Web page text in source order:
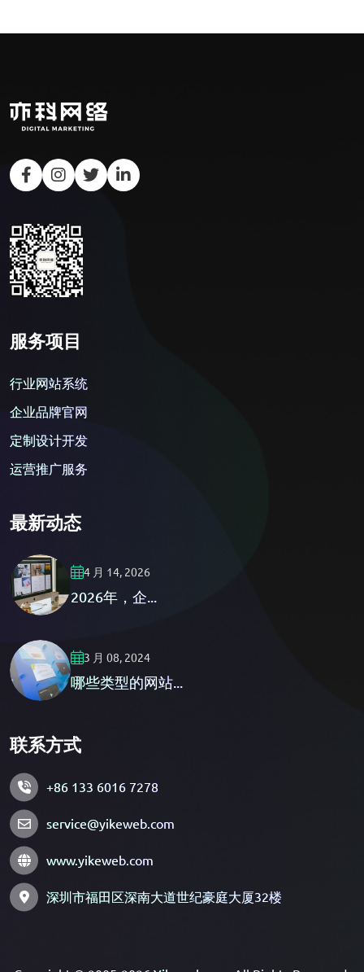
服务项目
行业网站系统
企业品牌官网
定制设计开发
运营推广服务
最新动态
4 月 14, 2026
2026年，企...
3 月 08, 2024
哪些类型的网站...
联系方式
+86 133 6016 7278
service@yikeweb.com
www.yikeweb.com
深圳市福田区深南大道世纪豪庭大厦32楼